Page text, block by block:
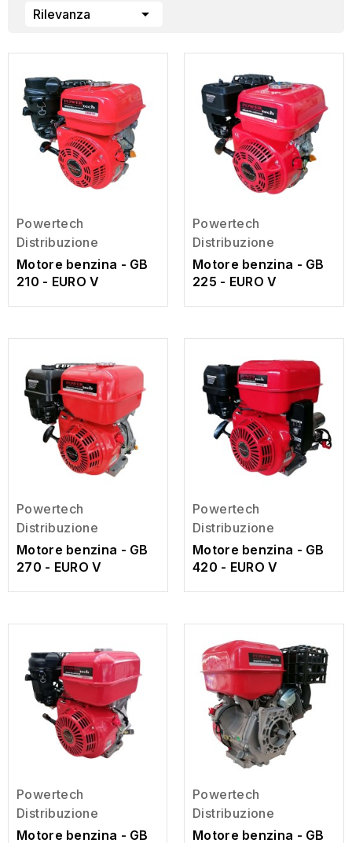
Rilevanza 
Powertech
Distribuzione
Motore benzina - GB
210 - EURO V
Powertech
Distribuzione
Motore benzina - GB
225 - EURO V
Powertech
Distribuzione
Motore benzina - GB
270 - EURO V
Powertech
Distribuzione
Motore benzina - GB
420 - EURO V
Powertech
Distribuzione
Motore benzina - GB
Powertech
Distribuzione
Motore benzina - GB